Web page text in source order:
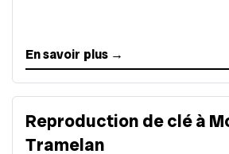
En savoir plus →
Reproduction de clé à
Tramelan